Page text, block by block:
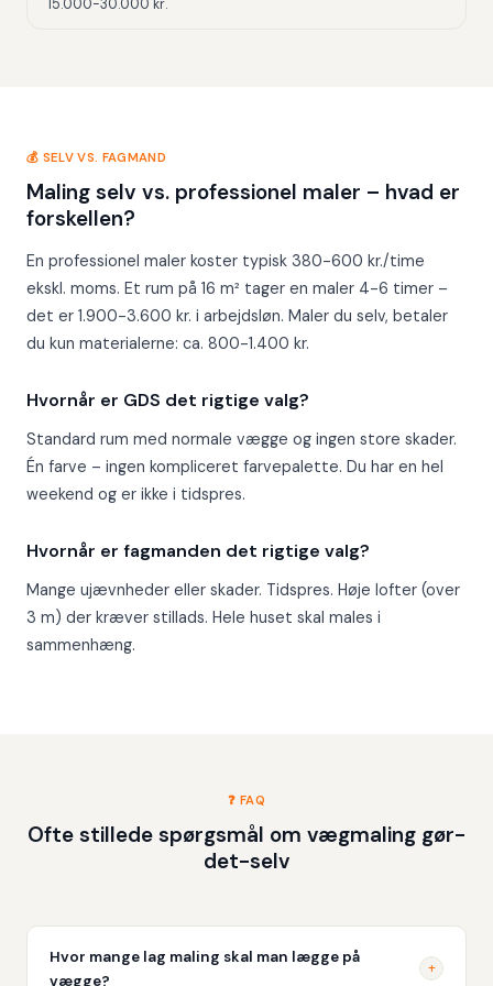
15.000-30.000 kr.
💰 SELV VS. FAGMAND
Maling selv vs. professionel maler – hvad er
forskellen?
En professionel maler koster typisk 380-600 kr./time
ekskl. moms. Et rum på 16 m² tager en maler 4-6 timer –
det er 1.900-3.600 kr. i arbejdsløn. Maler du selv, betaler
du kun materialerne: ca. 800-1.400 kr.
Hvornår er GDS det rigtige valg?
Standard rum med normale vægge og ingen store skader.
Én farve – ingen kompliceret farvepalette. Du har en hel
weekend og er ikke i tidspres.
Hvornår er fagmanden det rigtige valg?
Mange ujævnheder eller skader. Tidspres. Høje lofter (over
3 m) der kræver stillads. Hele huset skal males i
sammenhæng.
❓ FAQ
Ofte stillede spørgsmål om vægmaling gør-
det-selv
Hvor mange lag maling skal man lægge på
vægge?
+